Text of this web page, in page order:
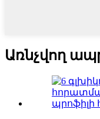
Առնչվող